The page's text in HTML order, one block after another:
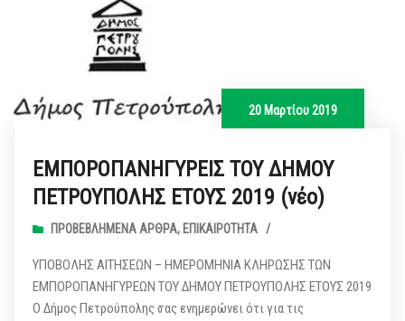
20 Μαρτίου 2019
ΕΜΠΟΡΟΠΑΝΗΓΥΡΕΙΣ ΤΟΥ ΔΗΜΟΥ
ΠΕΤΡΟΥΠΟΛΗΣ ΕΤΟΥΣ 2019 (νέο)
ΠΡΟΒΕΒΛΗΜΈΝΑ ΆΡΘΡΑ, ΕΠΙΚΑΙΡΌΤΗΤΑ /
ΥΠΟΒΟΛΗΣ ΑΙΤΗΣΕΩΝ – ΗΜΕΡΟΜΗΝΙΑ ΚΛΗΡΩΣΗΣ ΤΩΝ
ΕΜΠΟΡΟΠΑΝΗΓΥΡΕΩΝ ΤΟΥ ΔΗΜΟΥ ΠΕΤΡΟΥΠΟΛΗΣ ΕΤΟΥΣ 2019
Ο Δήμος Πετρούπολης σας ενημερώνει ότι για τις